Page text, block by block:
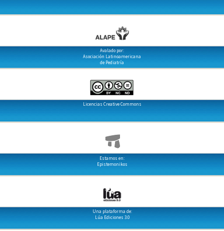
Avalado por:
Asociación Latinoamericana
de Pediatría
Licencias Creative Commons
Estamos en:
Epistemonikos
Una plataforma de:
Lúa Ediciones 3.0